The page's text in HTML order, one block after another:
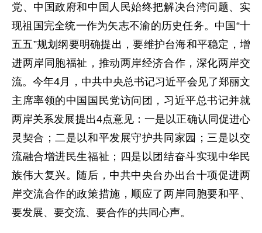
党、中国政府和中国人民始终把解决台湾问题、实
现祖国完全统一作为矢志不渝的历史任务。中国“十
五五”规划纲要明确提出，要维护台海和平稳定，增
进两岸同胞福祉，推动两岸经济合作，深化两岸交
流。今年4月，中共中央总书记习近平会见了郑丽文
主席率领的中国国民党访问团，习近平总书记并就
两岸关系发展提出4点意见：一是以正确认同促进心
灵契合；二是以和平发展守护共同家园；三是以交
流融合增进民生福祉；四是以团结奋斗实现中华民
族伟大复兴。随后，中共中央台办出台十项促进两
岸交流合作的政策措施，顺应了两岸同胞要和平、
要发展、要交流、要合作的共同心声。